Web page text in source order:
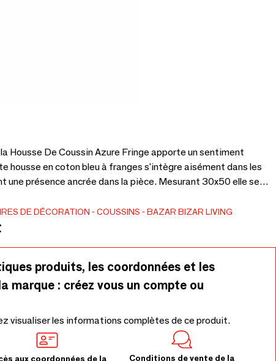
Housse De Coussin Azure Fringe apporte un sentiment
housse en coton bleu à franges s'intègre aisément dans les
une présence ancrée dans la pièce. Mesurant 30x50 elle se
ou lits ajoutant de la douceur sans perturber l'harmonie. La
réconfortante tandis que ses bords légèrement effilés
Ses proportions permettent de l'associer facilement à
de ton et de fibre qui reflètent les caractéristiques
artisanal.
DE DÉCORATION COUSSINS BAZAR BIZAR LIVING
produits, les coordonnées et les
marque : créez vous un compte ou
visualiser les informations complètes de ce produit.
aux coordonnées de la
Conditions de vente de la